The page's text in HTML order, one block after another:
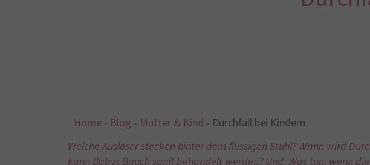
Home - Blog - Mutter & Kind - Durchfall bei Kindern
Welche Auslöser stecken hinter dem flüssigen Stuhl? Wann wird
kann Babys Bauch sanft behandelt werden? Und: Was tun, wenn